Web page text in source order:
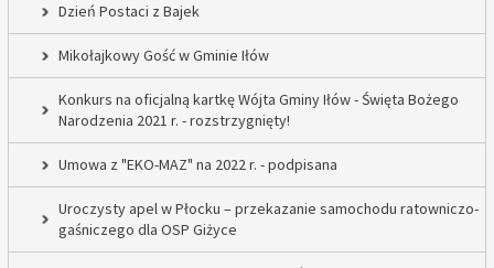
Dzień Postaci z Bajek
Mikołajkowy Gość w Gminie Iłów
Konkurs na oficjalną kartkę Wójta Gminy Iłów - Święta Bożego
Narodzenia 2021 r. - rozstrzygnięty!
Umowa z "EKO-MAZ" na 2022 r. - podpisana
Uroczysty apel w Płocku – przekazanie samochodu ratowniczo-
gaśniczego dla OSP Giżyce